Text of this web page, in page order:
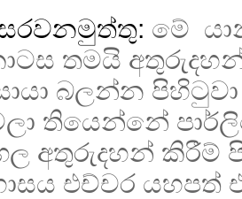
මේ
තමයි
බලන්න පිහිටුවා
තියෙන්නේ
අතුරුදහන් කිරීම්
එච්චර